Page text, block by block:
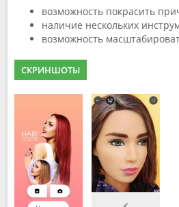
возможность покрасить
наличие нескольких
возможность
СКРИНШОТЫ